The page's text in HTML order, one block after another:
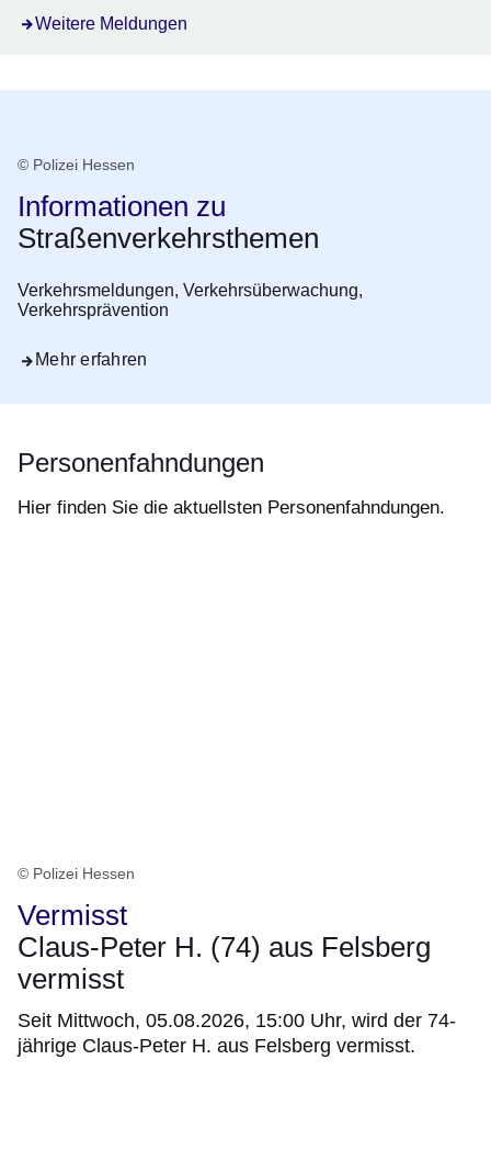
Weitere Meldungen
© Polizei Hessen
Informationen zu
Straßenverkehrsthemen
Verkehrsmeldungen, Verkehrsüberwachung,
Verkehrsprävention
Mehr erfahren
Personenfahndungen
Hier finden Sie die aktuellsten Personenfahndungen.
© Polizei Hessen
Vermisst
Claus-Peter H. (74) aus Felsberg
vermisst
Seit Mittwoch, 05.08.2026, 15:00 Uhr, wird der 74-
jährige Claus-Peter H. aus Felsberg vermisst.